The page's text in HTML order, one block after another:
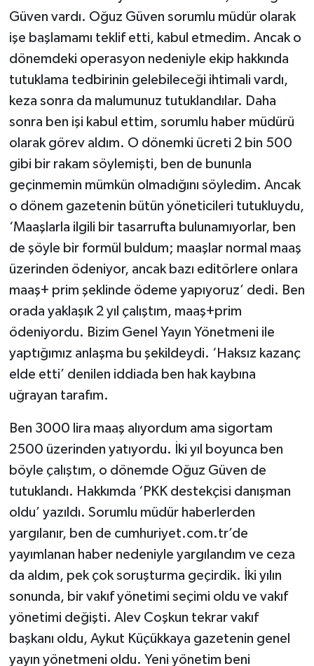
Güven vardı. Oğuz Güven sorumlu müdür olarak
işe başlamamı teklif etti, kabul etmedim. Ancak o
dönemdeki operasyon nedeniyle ekip hakkında
tutuklama tedbirinin gelebileceği ihtimali vardı,
keza sonra da malumunuz tutuklandılar. Daha
sonra ben işi kabul ettim, sorumlu haber müdürü
olarak görev aldım. O dönemki ücreti 2 bin 500
gibi bir rakam söylemişti, ben de bununla
geçinmemin mümkün olmadığını söyledim. Ancak
o dönem gazetenin bütün yöneticileri tutukluydu,
‘Maaşlarla ilgili bir tasarrufta bulunamıyorlar, ben
de şöyle bir formül buldum; maaşlar normal maaş
üzerinden ödeniyor, ancak bazı editörlere onlara
maaş+ prim şeklinde ödeme yapıyoruz’ dedi. Ben
orada yaklaşık 2 yıl çalıştım, maaş+prim
ödeniyordu. Bizim Genel Yayın Yönetmeni ile
yaptığımız anlaşma bu şekildeydi. ‘Haksız kazanç
elde etti’ denilen iddiada ben hak kaybına
uğrayan tarafım.
Ben 3000 lira maaş alıyordum ama sigortam
2500 üzerinden yatıyordu. İki yıl boyunca ben
böyle çalıştım, o dönemde Oğuz Güven de
tutuklandı. Hakkımda ‘PKK destekçisi danışman
oldu’ yazıldı. Sorumlu müdür haberlerden
yargılanır, ben de cumhuriyet.com.tr’de
yayımlanan haber nedeniyle yargılandım ve ceza
da aldım, pek çok soruşturma geçirdik. İki yılın
sonunda, bir vakıf yönetimi seçimi oldu ve vakıf
yönetimi değişti. Alev Coşkun tekrar vakıf
başkanı oldu, Aykut Küçükkaya gazetenin genel
yayın yönetmeni oldu. Yeni yönetim beni